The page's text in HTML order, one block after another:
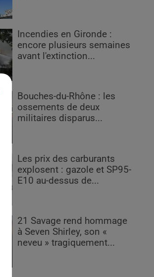
Incendies en Gironde :
encore plusieurs semaines
avant l'extinction...
Bouches-du-Rhône : les
ossements de deux
militaires disparus...
Les prix des carburants
explosent : gazole et SP95-
E10 au-dessus de...
21 Savage rend hommage
à Seven Shirley, son «
neveu » tragiquement...